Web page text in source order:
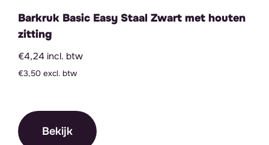
Barkruk Basic Easy Staal Zwart met houten
zitting
€4,24 incl. btw
€3,50 excl. btw
Bekijk